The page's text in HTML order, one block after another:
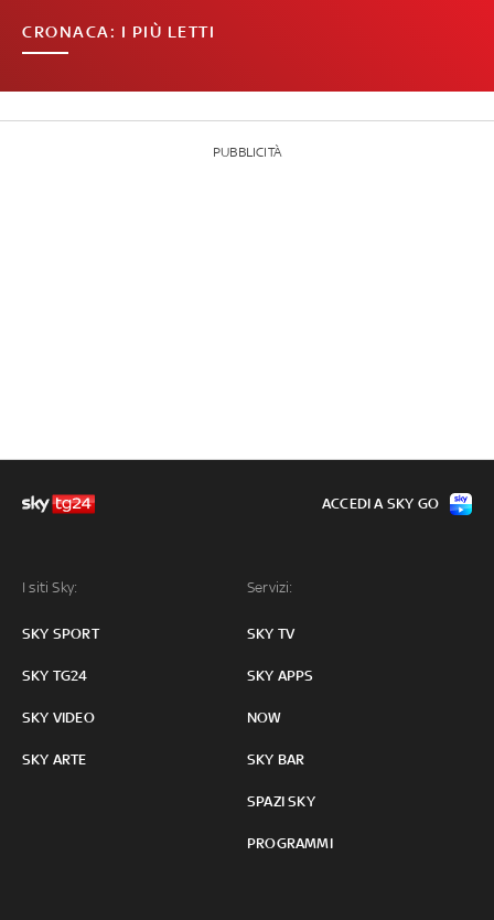
CRONACA: I PIÙ LETTI
PUBBLICITÀ
I siti Sky:
SKY SPORT
SKY TG24
SKY VIDEO
SKY ARTE
Servizi:
SKY TV
SKY APPS
NOW
SKY BAR
SPAZI SKY
PROGRAMMI
ACCEDI A SKY GO